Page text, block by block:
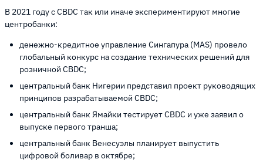
В 2021 году с CBDC так или иначе экспериментируют многие
центробанки:
денежно-кредитное управление Сингапура (MAS) провело
глобальный конкурс на создание технических решений для
розничной CBDC;
центральный банк Нигерии представил проект руководящих
принципов разрабатываемой CBDC;
центральный банк Ямайки тестирует CBDC и уже заявил о
выпуске первого транша;
центральный банк Венесуэлы планирует выпустить
цифровой боливар в октябре;